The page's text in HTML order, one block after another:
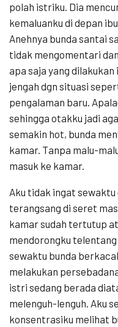
polah istriku. Dia
kemaluanku di depan
Anehnya bunda santai
tidak mengomentari
apa saja yang
jengah dgn situasi
pengalaman baru.
sehingga otakku jadi
semakin hot, bunda
kamar. Tanpa malu-
masuk ke kamar.
Aku tidak ingat
terangsang di seret
kamar sudah tertutup
mendorongku
sewaktu bunda
melakukan
istri sedang berada
melenguh-lenguh. Aku
konsentrasiku melihat